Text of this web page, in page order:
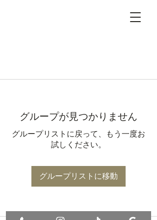
グループが見つかりません
グループリストに戻って、もう一度お
試しください。
グループリストに移動